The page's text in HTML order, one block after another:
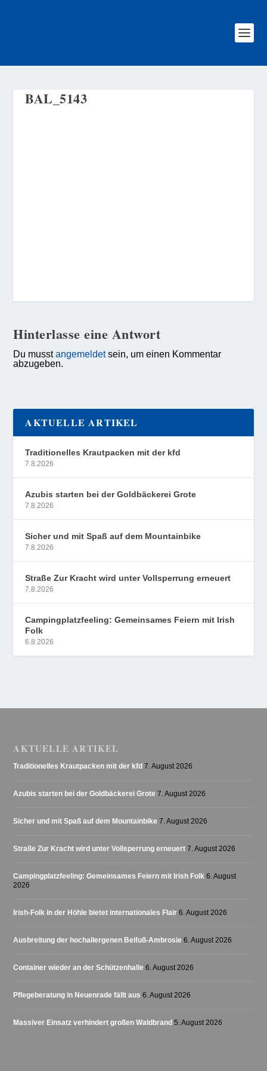
BAL_5143
Hinterlasse eine Antwort
Du musstangemeldetsein, um einen Kommentar
abzugeben.
AKTUELLE ARTIKEL
Traditionelles Krautpacken mit der kfd
7.8.2026
Azubis starten bei der Goldbäckerei Grote
7.8.2026
Sicher und mit Spaß auf dem Mountainbike
7.8.2026
Straße Zur Kracht wird unter Vollsperrung erneuert
7.8.2026
Campingplatzfeeling: Gemeinsames Feiern mit Irish
Folk
6.8.2026
AKTUELLE ARTIKEL
Traditionelles Krautpacken mit der kfd 7. August 2026
Azubis starten bei der Goldbäckerei Grote 7. August 2026
Sicher und mit Spaß auf dem Mountainbike 7. August 2026
Straße Zur Kracht wird unter Vollsperrung erneuert 7. August 2026
Campingplatzfeeling: Gemeinsames Feiern mit Irish Folk 6. August
2026
Irish-Folk in der Höhle bietet internationales Flair 6. August 2026
Ausbreitung der hochallergenen Beifuß-Ambrosie 6. August 2026
Container wieder an der Schützenhalle 6. August 2026
Pflegeberatung in Neuenrade fällt aus 6. August 2026
Massiver Einsatz verhindert großen Waldbrand 5. August 2026